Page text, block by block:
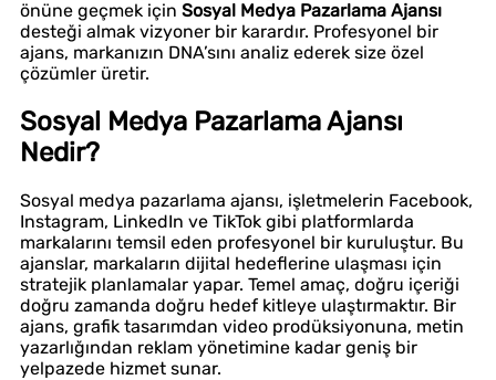
önüne geçmek için Sosyal Medya Pazarlama Ajansı
desteği almak vizyoner bir karardır. Profesyonel bir
ajans, markanızın DNA’sını analiz ederek size özel
çözümler üretir.
Sosyal Medya Pazarlama Ajansı
Nedir?
Sosyal medya pazarlama ajansı, işletmelerin Facebook,
Instagram, LinkedIn ve TikTok gibi platformlarda
markalarını temsil eden profesyonel bir kuruluştur. Bu
ajanslar, markaların dijital hedeflerine ulaşması için
stratejik planlamalar yapar. Temel amaç, doğru içeriği
doğru zamanda doğru hedef kitleye ulaştırmaktır. Bir
ajans, grafik tasarımdan video prodüksiyonuna, metin
yazarlığından reklam yönetimine kadar geniş bir
yelpazede hizmet sunar.